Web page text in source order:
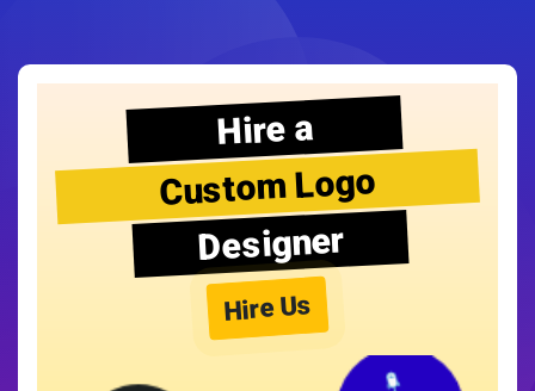
Hire a
Custom Logo
Designer
Hire Us